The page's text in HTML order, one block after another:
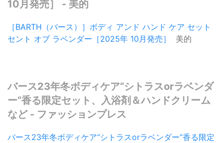
10月発売］ - 美的
［BARTH（バース）］ボディ アンド ハンド ケア セット
セント オブ ラベンダー［2025年 10月発売］
美的
バース23年冬ボディケア“シトラスorラベンダ
ー”香る限定セット、入浴剤＆ハンドクリーム
など - ファッションプレス
バース23年冬ボディケア“シトラスorラベンダー”香る限定